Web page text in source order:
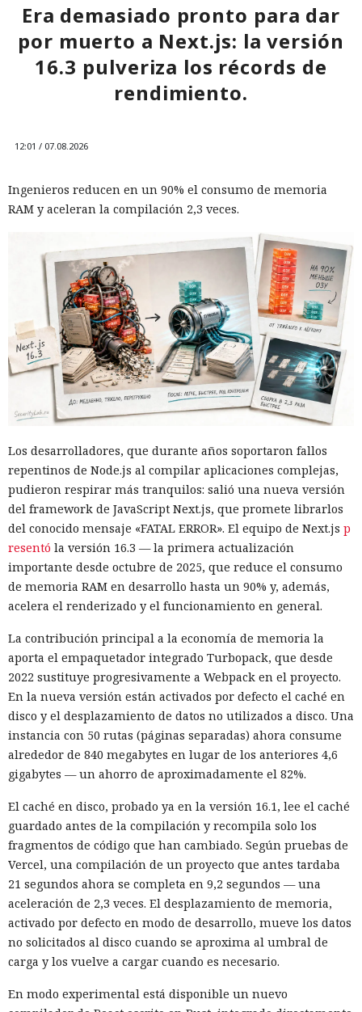
Era demasiado pronto para dar
por muerto a Next.js: la versión
16.3 pulveriza los récords de
rendimiento.
12:01 / 07.08.2026
Ingenieros reducen en un 90% el consumo de memoria
RAM y aceleran la compilación 2,3 veces.
Los desarrolladores, que durante años soportaron fallos
repentinos de Node.js al compilar aplicaciones complejas,
pudieron respirar más tranquilos: salió una nueva versión
del framework de JavaScript Next.js, que promete librarlos
del conocido mensaje «FATAL ERROR». El equipo de Next.js p
resentó la versión 16.3 — la primera actualización
importante desde octubre de 2025, que reduce el consumo
de memoria RAM en desarrollo hasta un 90% y, además,
acelera el renderizado y el funcionamiento en general.
La contribución principal a la economía de memoria la
aporta el empaquetador integrado Turbopack, que desde
2022 sustituye progresivamente a Webpack en el proyecto.
En la nueva versión están activados por defecto el caché en
disco y el desplazamiento de datos no utilizados a disco. Una
instancia con 50 rutas (páginas separadas) ahora consume
alrededor de 840 megabytes en lugar de los anteriores 4,6
gigabytes — un ahorro de aproximadamente el 82%.
El caché en disco, probado ya en la versión 16.1, lee el caché
guardado antes de la compilación y recompila solo los
fragmentos de código que han cambiado. Según pruebas de
Vercel, una compilación de un proyecto que antes tardaba
21 segundos ahora se completa en 9,2 segundos — una
aceleración de 2,3 veces. El desplazamiento de memoria,
activado por defecto en modo de desarrollo, mueve los datos
no solicitados al disco cuando se aproxima al umbral de
carga y los vuelve a cargar cuando es necesario.
En modo experimental está disponible un nuevo